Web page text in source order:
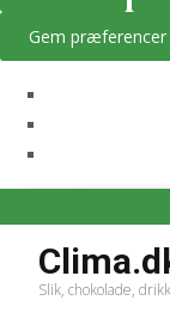
Gem præferencer
Slik, chokolade,